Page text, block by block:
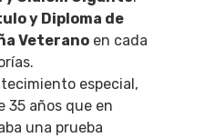
y Diploma de
Veterano en cada
especial,
35 años que en
una prueba